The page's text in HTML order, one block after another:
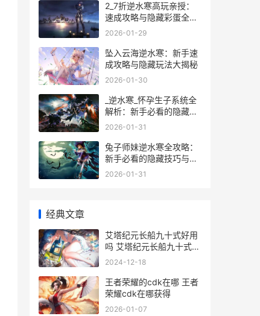
2_7折逆水寒高玩亲授：
速成攻略与隐藏彩蛋全揭
秘
2026-01-29
坠入云海逆水寒：新手速
成攻略与隐藏玩法大揭秘
2026-01-30
_逆水寒_怀孕生子系统全
解析：新手必看的隐藏玩
法
2026-01-31
兔子师妹逆水寒全攻略：
新手必看的隐藏技巧与误
区避雷指南
2026-01-31
经典文章
艾塔纪元长船九十式好用
吗 艾塔纪元长船九十式配
装
2024-12-18
王者荣耀的cdk在哪 王者
荣耀cdk在哪获得
2026-01-07